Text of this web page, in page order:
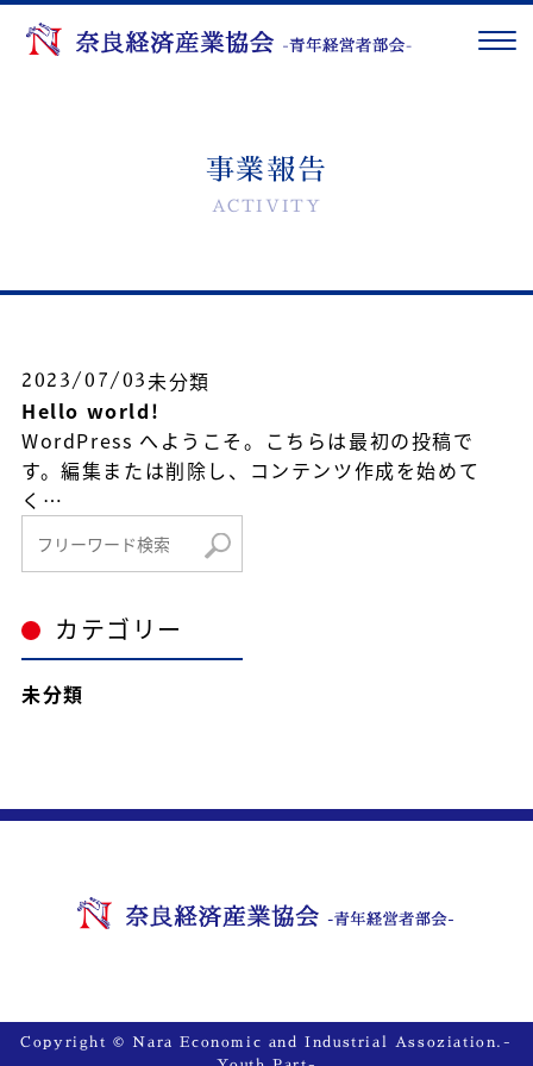
事業報告
ACTIVITY
2023/07/03未分類
Hello world!
WordPress へようこそ。こちらは最初の投稿で
す。編集または削除し、コンテンツ作成を始めて
く…
カテゴリー
未分類
Copyright © Nara Economic and Industrial Assoziation.-